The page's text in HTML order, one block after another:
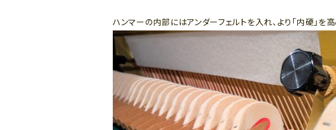
ハンマーの内部にはアンダーフェルトを入れ、より「内硬」を